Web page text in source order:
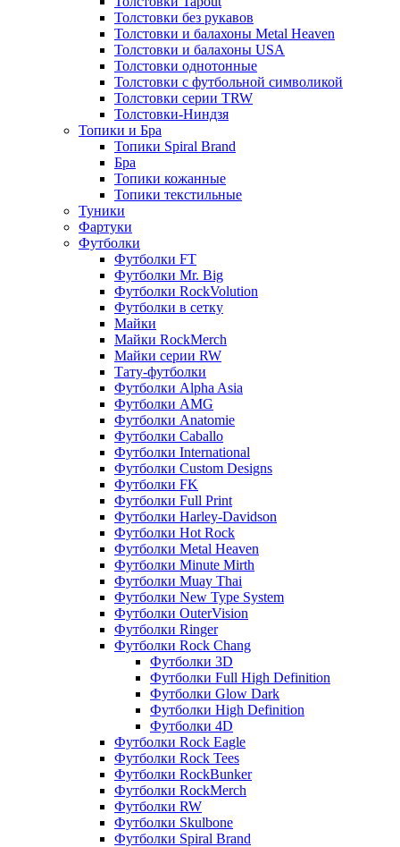
Толстовки без рукавов
Толстовки и балахоны Metal Heaven
Толстовки и балахоны USA
Толстовки однотонные
Толстовки с футбольной символикой
Толстовки серии TRW
Толстовки-Ниндзя
Топики и Бра
Топики Spiral Brand
Бра
Топики кожанные
Топики текстильные
Туники
Фартуки
Футболки
Футболки FT
Футболки Mr. Big
Футболки RockVolution
Футболки в сетку
Майки
Майки RockMerch
Майки серии RW
Тату-футболки
Футболки Alpha Asia
Футболки AMG
Футболки Anatomie
Футболки Caballo
Футболки International
Футболки Custom Designs
Футболки FK
Футболки Full Print
Футболки Harley-Davidson
Футболки Hot Rock
Футболки Metal Heaven
Футболки Minute Mirth
Футболки Muay Thai
Футболки New Type System
Футболки OuterVision
Футболки Ringer
Футболки Rock Chang
Футболки 3D
Футболки Full High Definition
Футболки Glow Dark
Футболки High Definition
Футболки 4D
Футболки Rock Eagle
Футболки Rock Tees
Футболки RockBunker
Футболки RockMerch
Футболки RW
Футболки Skulbone
Футболки Spiral Brand